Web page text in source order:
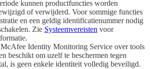
kunnen productfuncties worden
of verwijderd. Voor sommige functies
en een geldig identificatienummer nodig
Zie Systeemvereisten voor
Identity Monitoring Service over tools
beschikt om uzelf te beschermen tegen
is geen enkele identiteit volledig beveiligd.